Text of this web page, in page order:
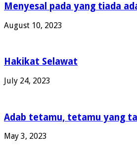
Menyesal pada yang tiada
August 10, 2023
Hakikat Selawat
July 24, 2023
Adab tetamu, tetamu yang
May 3, 2023